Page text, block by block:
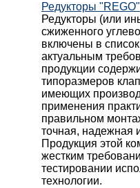
Редукторы "REGO"
Редукторы (или
сжиженного
включены в
актуальным
продукции
типоразмеров
имеющих
применения
правильном
точная, надежная
Продукция этой
жестким
тестировании
технологии.